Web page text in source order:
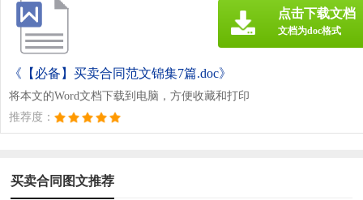
《【必备】买卖合同范文锦集7篇.doc》
将本文的Word文档下载到电脑，方便收藏和打印
推荐度：
点击下载文档
文档为doc格式
买卖合同图文推荐